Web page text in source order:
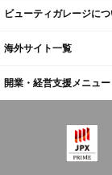
ビューティガレージに
海外サイト一覧
開業・経営支援メニュー